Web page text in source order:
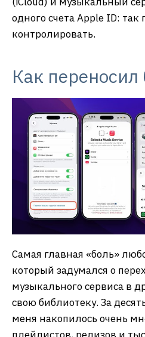
одного счета Apple ID: так
контролировать.
Как переносил
Самая главная «боль»
который задумался о
музыкального сервиса в
свою библиотеку. За
меня накопилось очень